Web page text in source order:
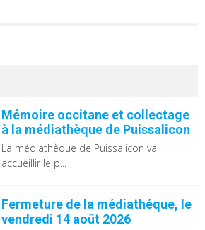
Mémoire occitane et collectage
à la médiathèque de Puissalicon
La médiathèque de Puissalicon va
accueillir le p...
Fermeture de la médiathéque, le
vendredi 14 août 2026